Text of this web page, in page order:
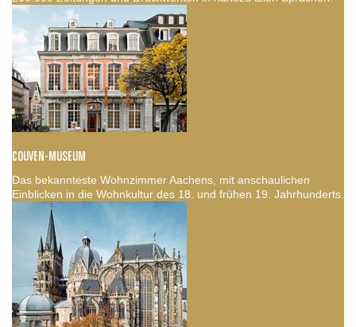
COUVEN-MUSEUM
Das bekannteste Wohnzimmer Aachens, mit anschaulichen
Einblicken in die Wohnkultur des 18. und frühen 19. Jahrhunderts.